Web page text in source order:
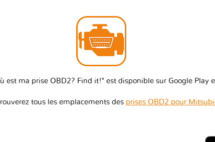
est ma prise OBD2? Find it!" est disponible sur Google Play
tous les emplacements des prises OBD2 pour